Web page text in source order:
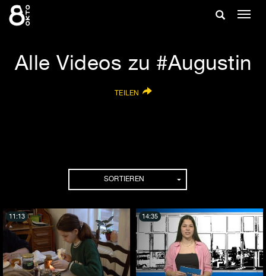
Zum
Inhalt
Suche
Alle Videos zu #Augustin
TEILEN
SORTIEREN
11:13 14:35